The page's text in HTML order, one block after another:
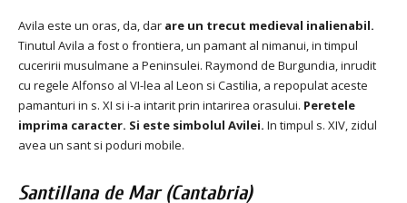
Avila este un oras, da, dar are un trecut medieval inalienabil.
Tinutul Avila a fost o frontiera, un pamant al nimanui, in timpul
cuceririi musulmane a Peninsulei. Raymond de Burgundia, inrudit
cu regele Alfonso al VI-lea al Leon si Castilia, a repopulat aceste
pamanturi in s. XI si i-a intarit prin intarirea orasului. Peretele
imprima caracter. Si este simbolul Avilei. In timpul s. XIV, zidul
avea un sant si poduri mobile.
Santillana de Mar (Cantabria)